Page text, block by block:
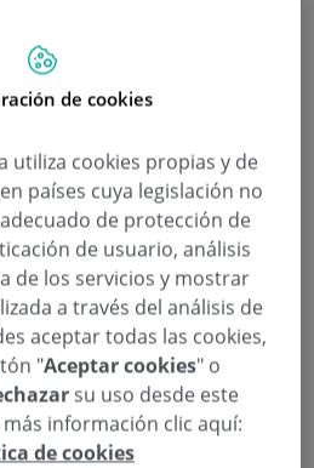
que padecen
son las
calidad de vida»
Otorrinolaringología
4 de Marzo de 2014
, implante Coclear , inestabilidad
,otorrinolaringología ,rehabilitación
posicional,Xabier Altuna Mariezcurrena
de cookies
utiliza cookies propias y de
países cuya legislación no
de protección de
de usuario, análisis
de los servicios y mostrar
a través del análisis de
aceptar todas las cookies,
"Aceptar cookies" o
su uso desde este
más información clic aquí:
de cookies